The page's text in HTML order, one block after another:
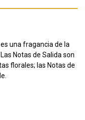
una fragancia de la
Notas de Salida son
florales; las Notas de